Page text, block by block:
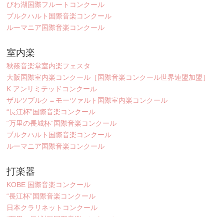
びわ湖国際フルートコンクール
ブルクハルト国際音楽コンクール
ルーマニア国際音楽コンクール
室内楽
秋篠音楽堂室内楽フェスタ
大阪国際室内楽コンクール［国際音楽コンクール世界連盟加盟］
K アンリミテッドコンクール
ザルツブルク＝モーツァルト国際室内楽コンクール
“長江杯”国際音楽コンクール
“万里の長城杯”国際音楽コンクール
ブルクハルト国際音楽コンクール
ルーマニア国際音楽コンクール
打楽器
KOBE 国際音楽コンクール
“長江杯”国際音楽コンクール
日本クラリネットコンクール